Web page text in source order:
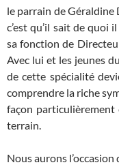
le parrain de Géraldine
c’est qu’il sait de
sa fonction de
Avec lui et les jeunes
de cette spécialité
comprendre la riche
façon particulièrement
terrain.
Nous aurons